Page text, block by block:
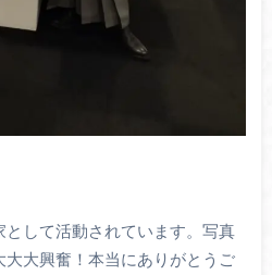
して活動されています。写真
大大興奮！本当にありがとうご